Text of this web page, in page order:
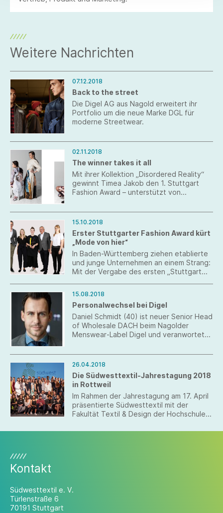
Weitere Nachrichten
07.12.2018
Back to the street
Die Digel AG aus Nagold erweitert ihr
Portfolio um die neue Marke DGL für
moderne Streetwear.
02.11.2018
The winner takes it all
Mit ihrer Kollektion „Disordered Reality“
gewinnt Timea Jakob den 1. Stuttgart
Fashion Award – unterstützt von
verwendet die junge Designern unter
anderem upgecycelte Werbebanner aus
15.10.2018
Erster Stuttgarter Fashion Award kürt
„Mode von hier“
In Baden-Württemberg ziehen etablierte
und junge Unternehmen an einem Strang:
Mit der Vergabe des ersten „Stuttgart
Verband Südwesttextil gemeinsam mit
dem Mode-Start-up Wiederbelebt und
dem Stuttgarter Stadtkaufhaus Gerber
für den Fashion-Nachwuchs in der Region
ein. Die Fachjury aus Gründern und
gespannt auf die Verleihung am 19.
Oktober 2018.
15.08.2018
Personalwechsel bei Digel
Daniel Schmidt (40) ist neuer Senior Head
of Wholesale DACH beim Nagolder
Menswear‐Label Digel und veranwortet
26.04.2018
Die Südwesttextil-Jahrestagung 2018
in Rottweil
Im Rahmen der Jahrestagung am 17. April
präsentierte Südwesttextil mit der
Fakultät Textil & Design der Hochschule
„Textil kann viel in Baden-Württemberg“.
Kontakt
Südwesttextil e. V.
Türlenstraße 6
70191 Stuttgart